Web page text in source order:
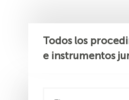
Todos los
e instrumentos